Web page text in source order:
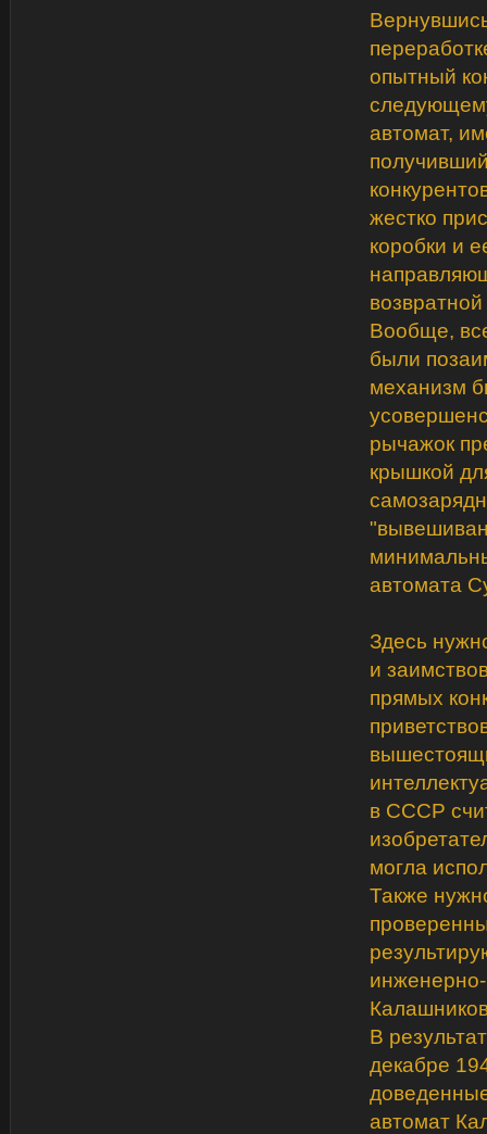
опытный
автомат,
жестко
коробки и
Вообще,
были
механизм
рычажок
крышкой
автомата
Здесь
и
прямых
в СССР
могла
Также
инженерно-
В
декабре
автомат